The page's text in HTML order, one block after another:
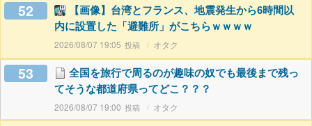
52
【画像】台湾とフランス、地震発生から6時間以
内に設置した「避難所」がこちらｗｗｗｗ
2026/08/07 19:05 オタク
53
全国を旅行で周るのが趣味の奴でも最後まで残っ
てそうな都道府県ってどこ？？？
2026/08/07 19:00 オタク